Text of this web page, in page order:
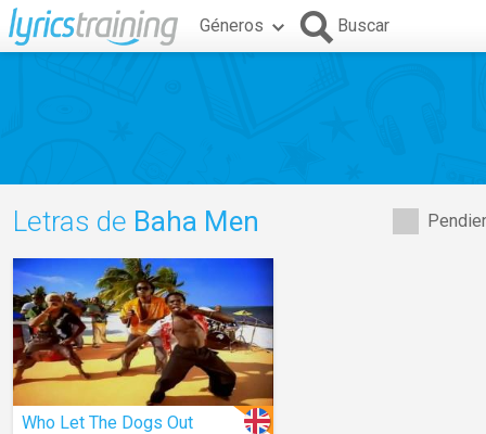
Géneros Buscar
Letras de Baha Men
Who Let The Dogs Out